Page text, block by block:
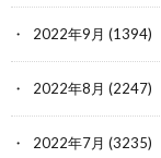
2022年9月 (1394)
2022年8月 (2247)
2022年7月 (3235)